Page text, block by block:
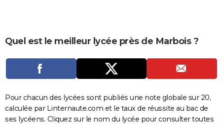
Dictionnaire
Biographies
Expressions
Proverbes
PROGRAMME TV
COPAINS D'AVANT
S'inscrire
Se connecter
Lycées
Collèges
Primaires
Universités
Entreprises
Service militaire
Avis de recherche
AVIS DE DÉCÈS
Quel est le meilleur lycée près de Marbois ?
Pour chacun des lycées sont publiés une note globale sur 20,
calculée par Linternaute.com et le taux de réussite au bac de
ses lycéens. Cliquez sur le nom du lycée pour consulter toutes